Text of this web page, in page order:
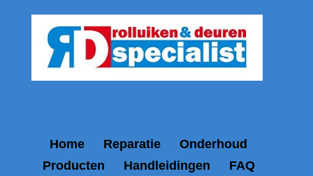
Home Reparatie
Onderhoud
Producten
Handleidingen FAQ